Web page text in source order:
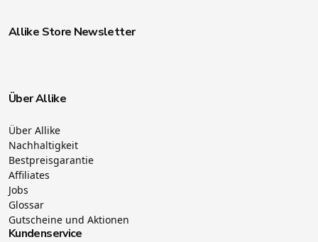
Allike Store Newsletter
Über Allike
Über Allike
Nachhaltigkeit
Bestpreisgarantie
Affiliates
Jobs
Glossar
Gutscheine und Aktionen
Kundenservice